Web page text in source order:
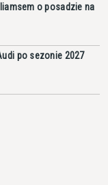
o posadzie na
po sezonie 2027